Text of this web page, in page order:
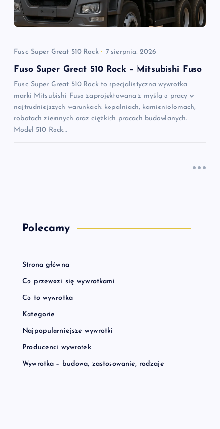
Fuso Super Great 510 Rock 7 sierpnia, 2026
Fuso Super Great 510 Rock – Mitsubishi Fuso
Fuso Super Great 510 Rock to specjalistyczna wywrotka
marki Mitsubishi Fuso zaprojektowana z myślą o pracy w
najtrudniejszych warunkach: kopalniach, kamieniołomach,
robotach ziemnych oraz ciężkich pracach budowlanych.
Model 510 Rock…
Polecamy
Strona główna
Co przewozi się wywrotkami
Co to wywrotka
Kategorie
Najpopularniejsze wywrotki
Producenci wywrotek
Wywrotka – budowa, zastosowanie, rodzaje